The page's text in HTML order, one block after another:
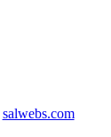
salwebs.com